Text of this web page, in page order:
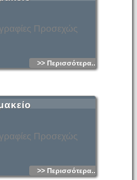
Προσεχώς
>> Περισσότερα...
Προσεχώς
>> Περισσότερα...